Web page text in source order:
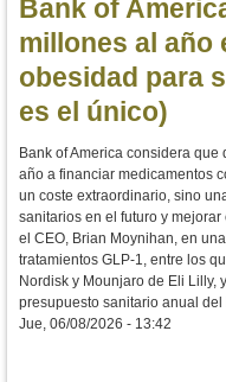
Bank of
millones al año
obesidad para
es el único)
Bank of America considera
año a financiar medicamentos
un coste extraordinario, sino
sanitarios en el futuro y
el CEO, Brian Moynihan, en
tratamientos GLP-1, entre los
Nordisk y Mounjaro de Eli Lilly,
presupuesto sanitario anual del
Jue, 06/08/2026 - 13:42